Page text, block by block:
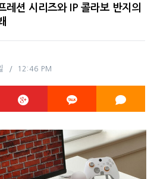
레션 시리즈와 IP 콜라보 반지의
12:46 PM